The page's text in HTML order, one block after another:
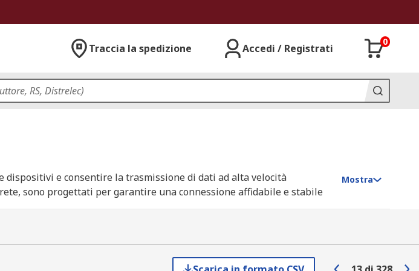
Traccia la spedizione Accedi / Registrati
0
e consentire la trasmissione di dati ad alta velocità
sono progettati per garantire una connessione affidabile e stabile
locali (LAN). Sono disponibili in diverse tipologie che differiscono per
Mostra